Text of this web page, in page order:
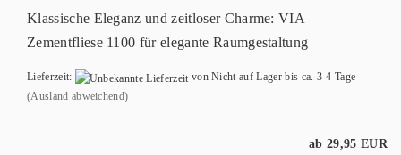
Klassische Eleganz und zeitloser Charme: VIA
Zementfliese 1100 für elegante Raumgestaltung
Lieferzeit:
von Nicht auf Lager bis ca. 3-4 Tage
(Ausland abweichend)
ab 29,95 EUR